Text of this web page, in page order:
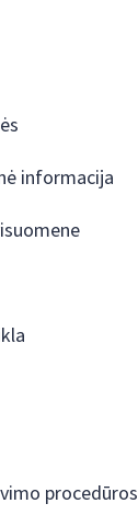
informacija
procedūros